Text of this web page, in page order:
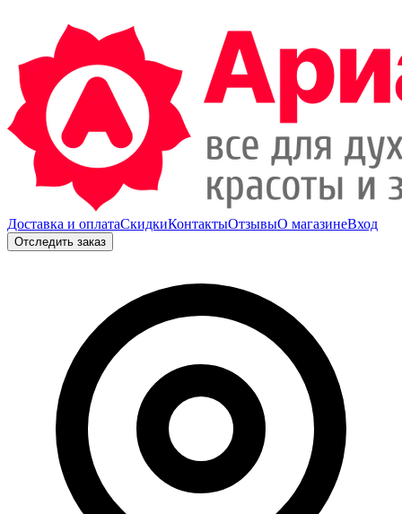
Доставка и оплатаСкидкиКонтактыОтзывыО магазинеВход
Отследить заказ